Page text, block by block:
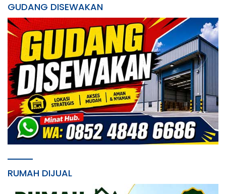
GUDANG DISEWAKAN
RUMAH DIJUAL